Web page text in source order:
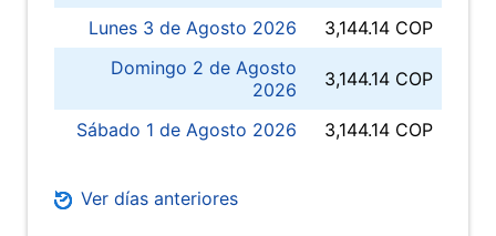
Lunes 3 de Agosto 2026
3,144.14 COP
Domingo 2 de Agosto
2026
3,144.14 COP
Sábado 1 de Agosto 2026 3,144.14 COP
Ver días anteriores